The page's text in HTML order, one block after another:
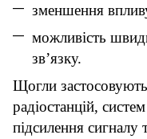
зменшення
можливість
зв’язку.
Щогли
радіостанцій,
підсилення